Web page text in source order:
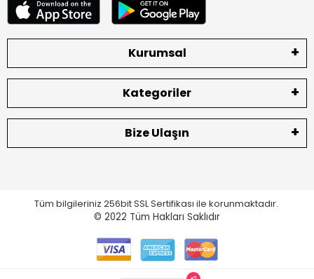
Kurumsal
Kategoriler
Bize Ulaşın
Tüm bilgileriniz 256bit SSL Sertifikası ile korunmaktadır.
© 2022 Tüm Hakları Saklıdır